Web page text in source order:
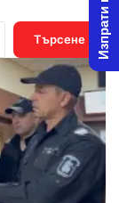
Т
ъ
р
с
е
н
е
а